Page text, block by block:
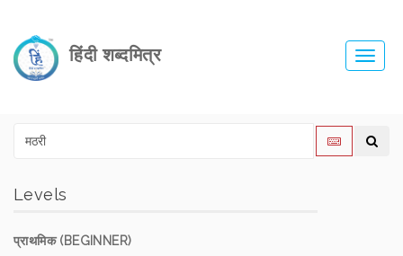
हिंदी शब्दमित्र
Levels
प्राथमिक (BEGINNER)